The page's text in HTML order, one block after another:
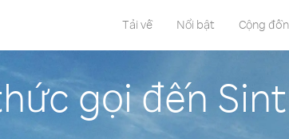
Tải về Nổi bật Cộng
gọi đến